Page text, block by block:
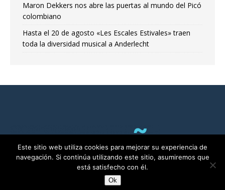
Maron Dekkers nos abre las puertas al mundo del Picó
colombiano
Hasta el 20 de agosto «Les Escales Estivales» traen
toda la diversidad musical a Anderlecht
RADIO ALMA©2011-2025 | Bruselas con Ñ por ALMA asbl
Este sitio web utiliza cookies para mejorar su experiencia de
navegación. Si continúa utilizando este sitio, asumiremos que
está satisfecho con él.
Ok